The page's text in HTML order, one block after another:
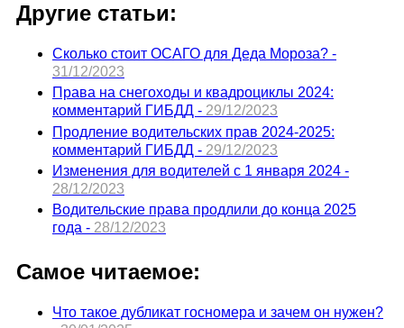
Другие статьи:
Сколько стоит ОСАГО для Деда Мороза? -
31/12/2023
Права на снегоходы и квадроциклы 2024:
комментарий ГИБДД - 29/12/2023
Продление водительских прав 2024-2025:
комментарий ГИБДД - 29/12/2023
Изменения для водителей с 1 января 2024 -
28/12/2023
Водительские права продлили до конца 2025
года - 28/12/2023
Самое читаемое:
Что такое дубликат госномера и зачем он нужен?